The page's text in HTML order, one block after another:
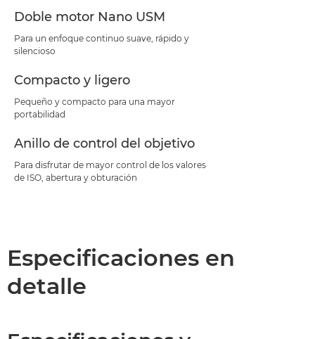
Doble motor Nano USM
Para un enfoque continuo suave, rápido y
silencioso
Compacto y ligero
Pequeño y compacto para una mayor
portabilidad
Anillo de control del objetivo
Para disfrutar de mayor control de los valores
de ISO, abertura y obturación
Especificaciones en
detalle